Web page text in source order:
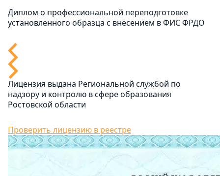
Диплом о профессиональной переподготовке
установленного образца с внесением в ФИС ФРДО
Лицензия выдана Региональной службой по
надзору и контролю в сфере образования
Ростовской области
Проверить лицензию в реестре